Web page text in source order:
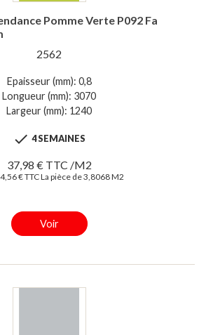
Pomme Verte P092 Fa
2562
Epaisseur (mm): 0,8
Longueur (mm): 3070
Largeur (mm): 1240
 4 SEMAINES
37,98 € TTC /M2
€ TTC La pièce de 3,8068 M2
Voir